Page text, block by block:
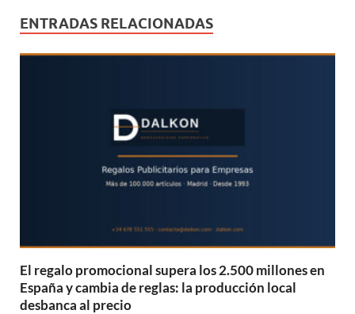
b
o
er
s
A
gr
a
y
Li
ar
ENTRADAS RELACIONADAS
El regalo promocional supera los 2.500 millones en
España y cambia de reglas: la producción local
desbanca al precio